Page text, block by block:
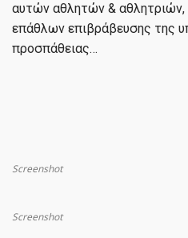
αυτών αθλητών &
επάθλων επιβράβευσης της
προσπάθειας…
Screenshot
Screenshot